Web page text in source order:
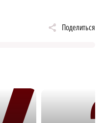
Поделиться